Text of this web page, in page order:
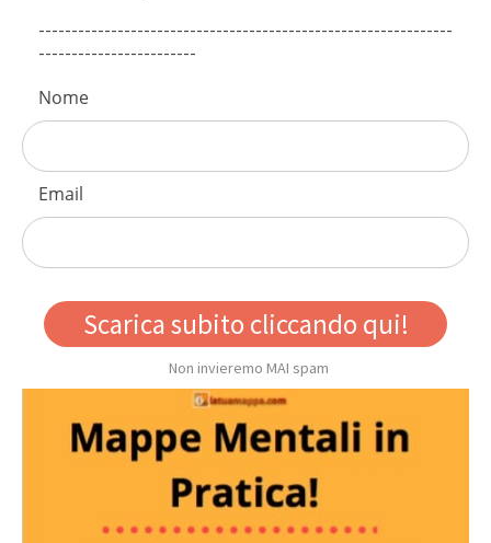
---------------------------------------------------------------
------------------------
Nome
Email
Scarica subito cliccando qui!
Non invieremo MAI spam